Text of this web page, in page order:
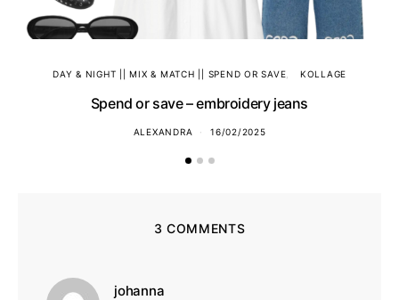
DAY & NIGHT || MIX & MATCH || SPEND OR SAVE KOLLAGE
Spend or save – embroidery jeans
ALEXANDRA 16/02/2025
3 COMMENTS
johanna